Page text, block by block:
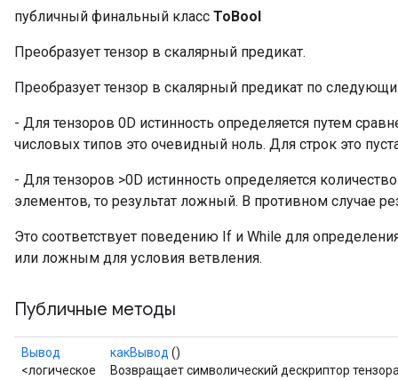
публичный финальный класс ToBool
Преобразует тензор в скалярный предикат.
Преобразует тензор в скалярный предикат по
- Для тензоров 0D истинность определяется путем
числовых типов это очевидный ноль. Для строк это
- Для тензоров >0D истинность определяется
элементов, то результат ложный. В противном случае
Это соответствует поведению If и While для
или ложным для условия ветвления.
Публичные методы
Вывод
<логическое
какВывод ()
Возвращает символический дескриптор